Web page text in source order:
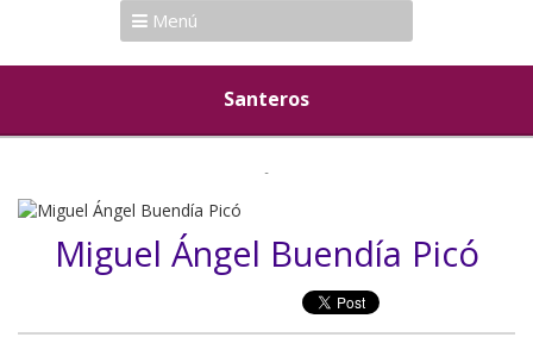
Menú
Santeros
Miguel Ángel Buendía Picó